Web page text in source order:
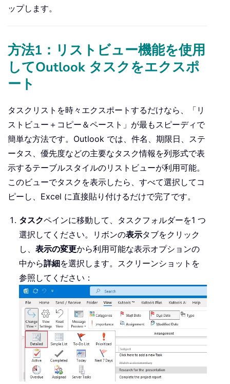
ップします。
方法1：リストビュー機能を使用
してOutlook タスクをエクスポ
ート
タスクリストを時々エクスポートするだけなら、「リ
ストビュー＋コピー＆ペースト」が最もスピーディで
簡単な方法です。Outlook では、件名、期限日、ステ
ータス、優先度などの主要なタスク情報を列形式で表
示するテーブルスタイルのリストビューが利用可能。
このビューでタスクを表示したら、すべて選択してコ
ピーし、Excel に直接貼り付けるだけで完了です。
タスクペインに移動して、タスクフォルダーを1 つ
選択してください。リボンの表示タブをクリック
し、 表示の変更から利用可能な表示オプションの
中から詳細を選択します。スクリーンショットを
参照してください：